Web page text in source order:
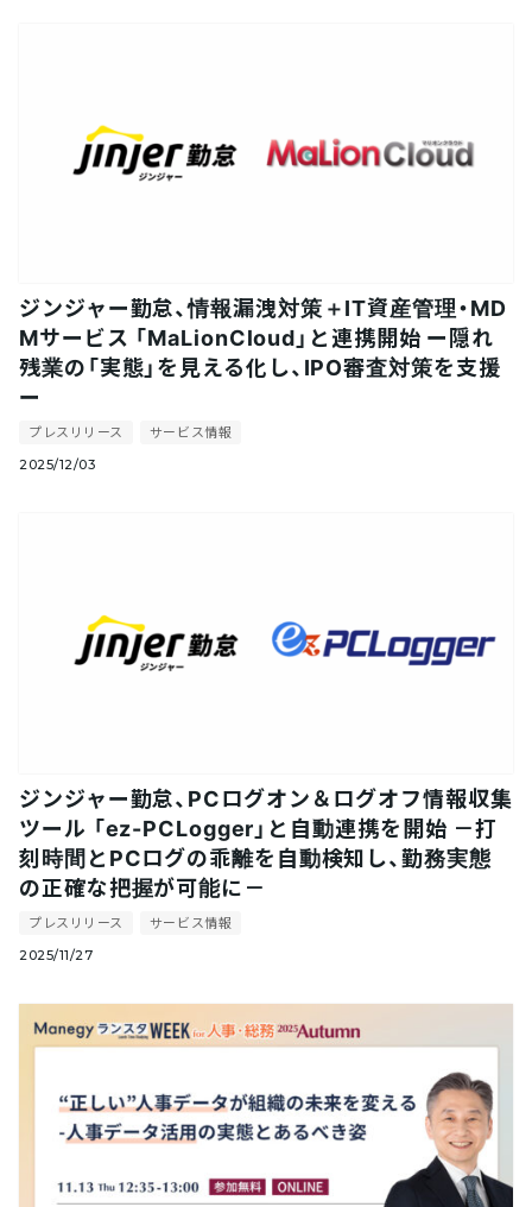
ジンジャー勤怠、情報漏洩対策＋IT資産管理・MD
Mサービス 「MaLionCloud」と連携開始 ー隠れ
残業の「実態」を見える化し、IPO審査対策を支援
ー
プレスリリース サービス情報
2025/12/03
ジンジャー勤怠、PCログオン＆ログオフ情報収集
ツール 「ez-PCLogger」と自動連携を開始 －打
刻時間とPCログの乖離を自動検知し、勤務実態
の正確な把握が可能に－
プレスリリース サービス情報
2025/11/27